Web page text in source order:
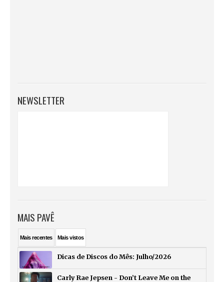
NEWSLETTER
MAIS PAVÊ
Maisrecentes Maisvistos
Dicas de Discos do Mês: Julho/2026
Carly Rae Jepsen - Don’t Leave Me on the